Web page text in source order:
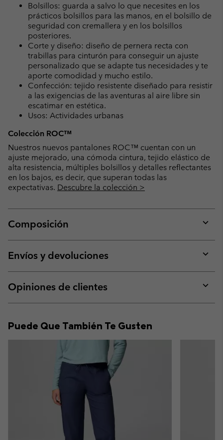
Bolsillos: guarda a salvo lo que necesites en los
prácticos bolsillos para las manos, en el bolsillo de
seguridad con cremallera y en los bolsillos
posteriores.
Corte y diseño: diseño de pernera recta con
trabillas para cinturón para conseguir un ajuste
personalizado que se adapte tus necesidades y te
aporte comodidad y mucho estilo.
Confección: tejido resistente diseñado para resistir
a las exigencias de las aventuras al aire libre sin
escatimar en estética.
Usos: Actividades urbanas
Colección ROC™
Nuestros nuevos pantalones ROC™ cuentan con un
ajuste mejorado, una cómoda cintura, tejido elástico de
alta resistencia, múltiples bolsillos y detalles reflectantes
en los bajos, es decir, que superan todas las
expectativas. Descubre la colección >
Composición
or
Envíos y devoluciones
or
Opiniones de clientes
or
Puede Que También Te Gusten